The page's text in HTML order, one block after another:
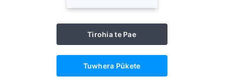
Tirohia te Pae
Tuwhera Pūkete